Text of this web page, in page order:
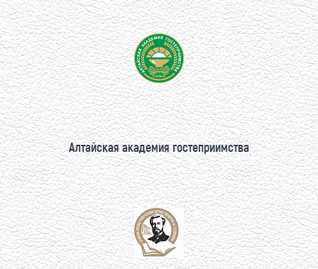
Алтайская академия гостеприимства